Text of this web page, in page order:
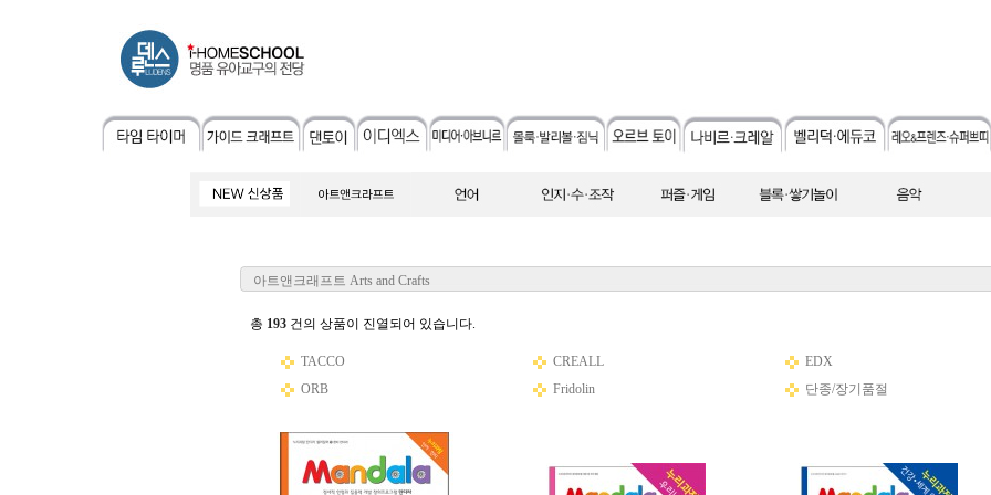
아트앤크래프트 Arts and Crafts
총 193 건의 상품이 진열되어 있습니다.
TACCO CREALL
EDX
ORB
Fridolin 단종/장기품절